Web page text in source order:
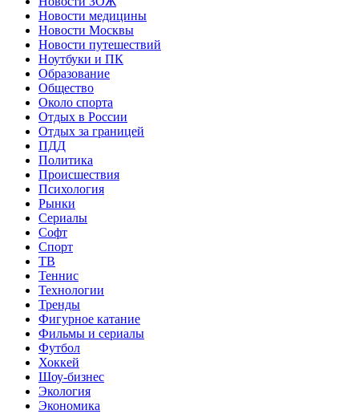
Новости медицины
Новости Москвы
Новости путешествий
Ноутбуки и ПК
Образование
Общество
Около спорта
Отдых в России
Отдых за границей
ПДД
Политика
Происшествия
Психология
Рынки
Сериалы
Софт
Спорт
ТВ
Теннис
Технологии
Тренды
Фигурное катание
Фильмы и сериалы
Футбол
Хоккей
Шоу-бизнес
Экология
Экономика